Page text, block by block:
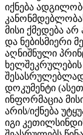
იქნება
მისი ქმედება
და ნებისმიერი
აღნიშნული
ხელშეკრულების
დოკუმენტი
ინფორმაცია
არის/იქნება
იგი